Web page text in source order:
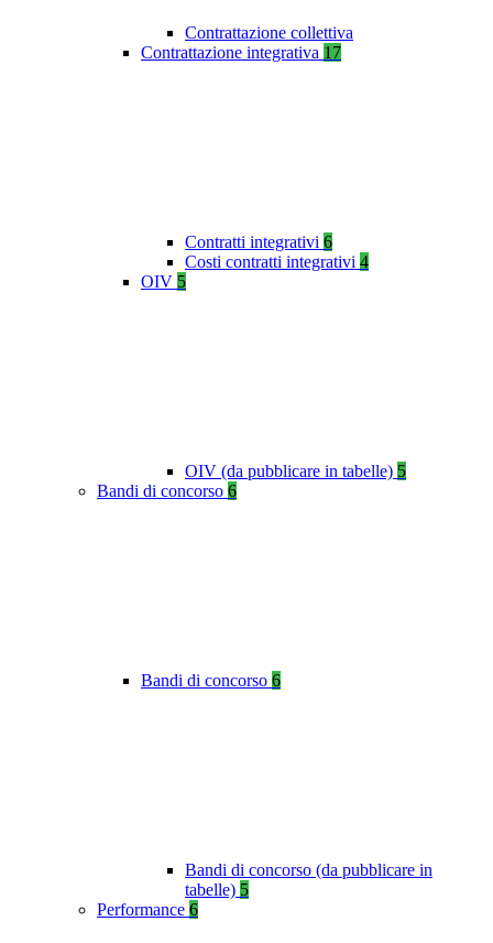
Contrattazione collettiva
Contrattazione integrativa 17
Contratti integrativi 6
Costi contratti integrativi 4
OIV 5
OIV (da pubblicare in tabelle) 5
Bandi di concorso 6
Bandi di concorso 6
Bandi di concorso (da pubblicare in
tabelle) 5
Performance 6